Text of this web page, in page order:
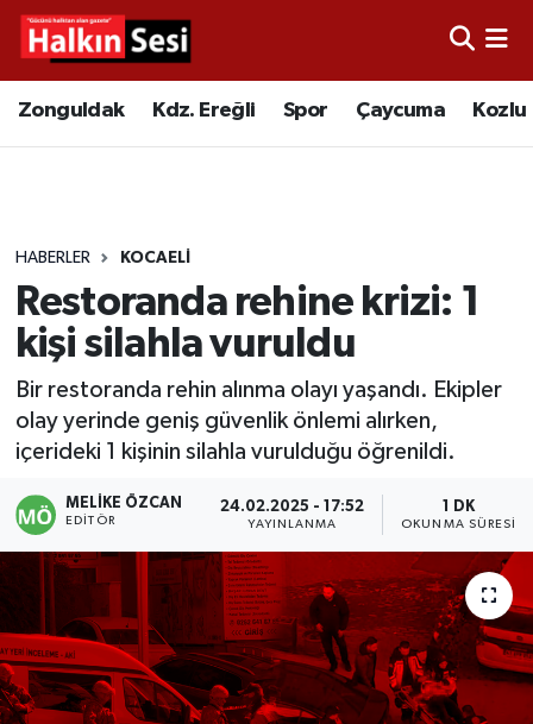
Zonguldak Kdz. Ereğli Spor Çaycuma Kozlu
HABERLER KOCAELI
Restoranda rehine krizi: 1
kişi silahla vuruldu
Bir restoranda rehin alınma olayı yaşandı. Ekipler
olay yerinde geniş güvenlik önlemi alırken,
içerideki 1 kişinin silahla vurulduğu öğrenildi.
MELIKE ÖZCAN
EDITÖR
24.02.2025 - 17:52
YAYINLANMA
1 DK
OKUNMA SÜRESI
Video
Çaycuma
Alaplı
Asayiş
Bartın
Karabük
Devrek
Bolu
ÇEVRE
Merkez Hava Durumu
Tüm Manşetler
Son Dakika Haberleri
Haber Arşivi